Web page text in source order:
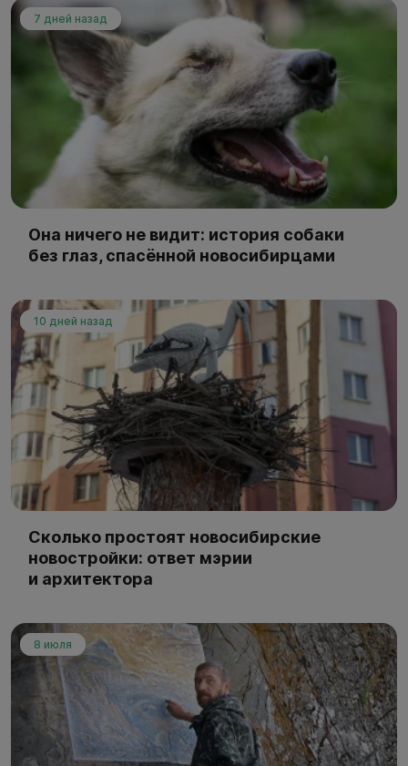
7 дней назад
Она ничего не видит: история собаки
без глаз, спасённой новосибирцами
10 дней назад
Сколько простоят новосибирские
новостройки: ответ мэрии
и архитектора
8 июля